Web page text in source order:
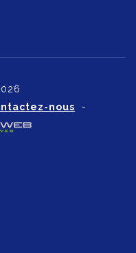
nous -